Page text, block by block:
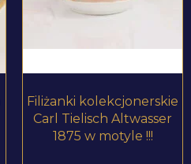
ZOBACZ PRODUKT
Filiżanki kolekcjonerskie
Carl Tielisch Altwasser
1875 w motyle !!!